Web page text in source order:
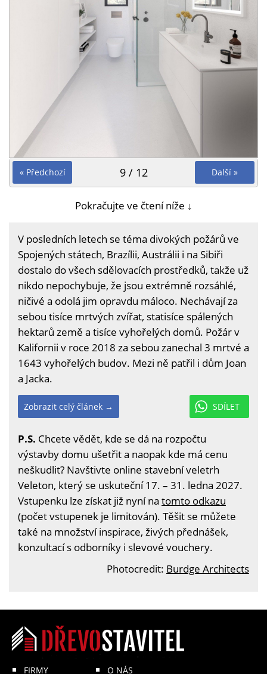
« Předchozí Další »
9 / 12
Pokračujte ve čtení níže ↓
V posledních letech se téma divokých požárů ve
Spojených státech, Brazílii, Austrálii i na Sibiři
dostalo do všech sdělovacích prostředků, takže už
nikdo nepochybuje, že jsou extrémně rozsáhlé,
ničivé a odolá jim opravdu máloco. Nechávají za
sebou tisíce mrtvých zvířat, statisíce spálených
hektarů země a tisíce vyhořelých domů. Požár v
Kalifornii v roce 2018 za sebou zanechal 3 mrtvé a
1643 vyhořelých budov. Mezi ně patřil i dům Joan
a Jacka.
SDÍLET
Zobrazit celý článek →
P.S. Chcete vědět, kde se dá na rozpočtu
výstavby domu ušetřit a naopak kde má cenu
neškudlit? Navštivte online stavební veletrh
Veleton, který se uskuteční 17. – 31. ledna 2027.
Vstupenku lze získat již nyní na tomto odkazu
(počet vstupenek je limitován). Těšit se můžete
také na množství inspirace, živých přednášek,
konzultací s odborníky i slevové vouchery.
Photocredit: Burdge Architects
FIRMY O NÁS